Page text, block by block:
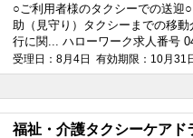
○ご利用者様のタクシーでの送迎
助（ 見守り ）タクシーまでの移
行に関... ハローワーク求人番号
受理日：8月4日 有効期限：10月31
福祉・介護タクシーケアド